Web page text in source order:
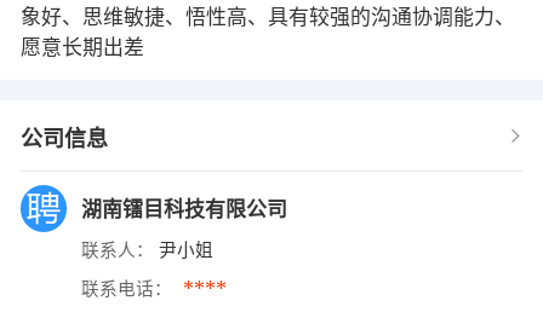
象好、思维敏捷、悟性高、具有较强的沟通协调能力、
愿意长期出差
公司信息
湖南镭目科技有限公司
联系人： 尹小姐
联系电话： ****